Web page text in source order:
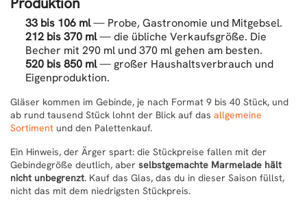
33 bis 106 ml— Probe, Gastronomie und Mitgebsel.
212 bis 370 ml— die übliche Verkaufsgröße. Die
Becher mit 290 ml und 370 ml gehen am besten.
520 bis 850 ml— großer Haushaltsverbrauch und
Eigenproduktion.
Gläser kommen im Gebinde, je nach Format 9 bis 40 Stück, und
ab rund tausend Stück lohnt der Blick auf das allgemeine
Sortiment und den Palettenkauf.
Ein Hinweis, der Ärger spart: die Stückpreise fallen mit der
Gebindegröße deutlich, aber selbstgemachte Marmelade hält
nicht unbegrenzt. Kauf das Glas, das du in dieser Saison füllst,
nicht das mit dem niedrigsten Stückpreis.